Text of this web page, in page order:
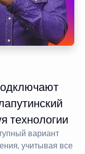
технологии
вариант
учитывая все